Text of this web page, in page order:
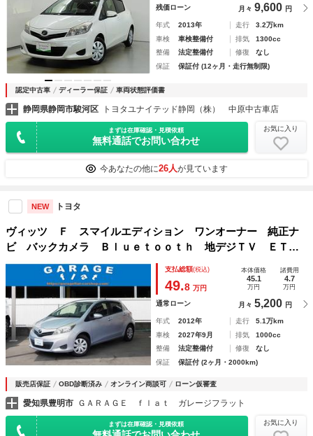
残価ローン 月々 9,600 円
年式 2013年 走行
3.2万km
車検
車検整備付 排気
1300cc
整備
法定整備付 修復
なし
保証
保証付 (12ヶ月・走行無制限)
認定中古車 ディーラー保証 車両状態評価書
静岡県静岡市駿河区 トヨタユナイテッド静岡（株） 中原中古車店
まずは在庫確認・見積依頼
無料通話でお問い合わせ
お気に入り
今あなたの他に26人が見ています
NEW トヨタ
ヴィッツ Ｆ スマイルエディション ワンオーナー 純正ナ
ビ バックカメラ Ｂｌｕｅｔｏｏｔｈ 地デジＴＶ ＥＴ
Ｃ スマートキー２個 シートアンダートレイ
支払総額(税込)
49.8 万円
本体価格
45.1
万円
諸費用
4.7
万円
通常ローン 月々 5,200 円
年式 2012年 走行
5.1万km
車検
2027年9月 排気
1000cc
整備
法定整備付 修復
なし
保証
保証付 (2ヶ月・2000km)
販売店保証 OBD診断済み オンライン商談可 ローン仮審査
愛知県豊明市 ＧＡＲＡＧＥ ｆｌａｔ ガレージフラット
まずは在庫確認・見積依頼 お気に入り